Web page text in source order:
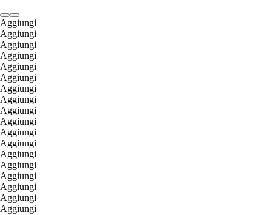
Aggiungi
Aggiungi
Aggiungi
Aggiungi
Aggiungi
Aggiungi
Aggiungi
Aggiungi
Aggiungi
Aggiungi
Aggiungi
Aggiungi
Aggiungi
Aggiungi
Aggiungi
Aggiungi
Aggiungi
Aggiungi